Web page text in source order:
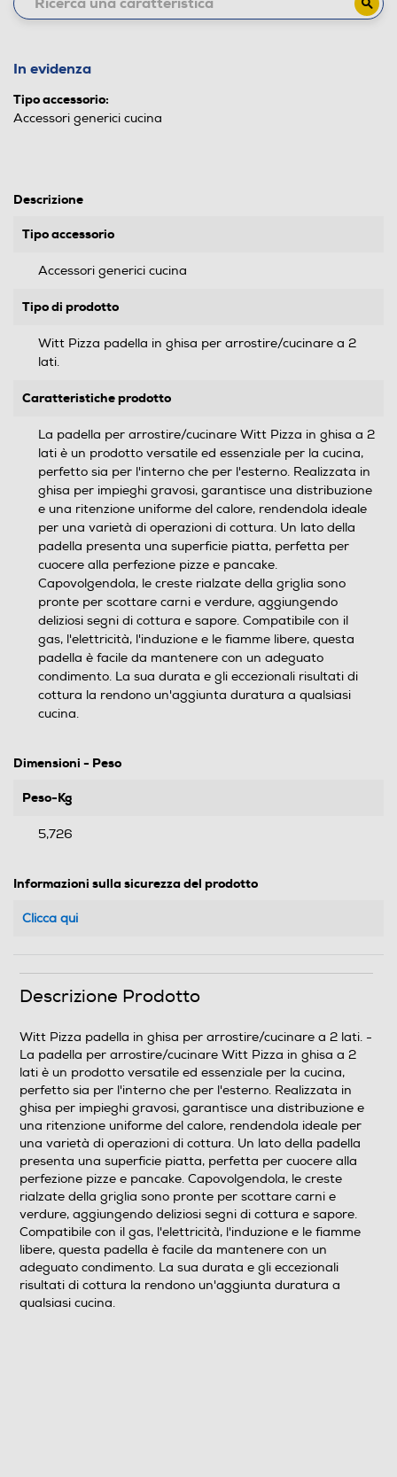
In evidenza
Tipo accessorio:
Accessori generici cucina
Descrizione
Tipo accessorio
Accessori generici cucina
Tipo di prodotto
Witt Pizza padella in ghisa per arrostire/cucinare a 2
lati.
Caratteristiche prodotto
La padella per arrostire/cucinare Witt Pizza in ghisa a 2
lati è un prodotto versatile ed essenziale per la cucina,
perfetto sia per l'interno che per l'esterno. Realizzata in
ghisa per impieghi gravosi, garantisce una distribuzione
e una ritenzione uniforme del calore, rendendola ideale
per una varietà di operazioni di cottura. Un lato della
padella presenta una superficie piatta, perfetta per
cuocere alla perfezione pizze e pancake.
Capovolgendola, le creste rialzate della griglia sono
pronte per scottare carni e verdure, aggiungendo
deliziosi segni di cottura e sapore. Compatibile con il
gas, l'elettricità, l'induzione e le fiamme libere, questa
padella è facile da mantenere con un adeguato
condimento. La sua durata e gli eccezionali risultati di
cottura la rendono un'aggiunta duratura a qualsiasi
cucina.
Dimensioni - Peso
Peso-Kg
5,726
Informazioni sulla sicurezza del prodotto
Clicca qui
Descrizione Prodotto
Witt Pizza padella in ghisa per arrostire/cucinare a 2 lati. -
La padella per arrostire/cucinare Witt Pizza in ghisa a 2
lati è un prodotto versatile ed essenziale per la cucina,
perfetto sia per l'interno che per l'esterno. Realizzata in
ghisa per impieghi gravosi, garantisce una distribuzione e
una ritenzione uniforme del calore, rendendola ideale per
una varietà di operazioni di cottura. Un lato della padella
presenta una superficie piatta, perfetta per cuocere alla
perfezione pizze e pancake. Capovolgendola, le creste
rialzate della griglia sono pronte per scottare carni e
verdure, aggiungendo deliziosi segni di cottura e sapore.
Compatibile con il gas, l'elettricità, l'induzione e le fiamme
libere, questa padella è facile da mantenere con un
adeguato condimento. La sua durata e gli eccezionali
risultati di cottura la rendono un'aggiunta duratura a
qualsiasi cucina.